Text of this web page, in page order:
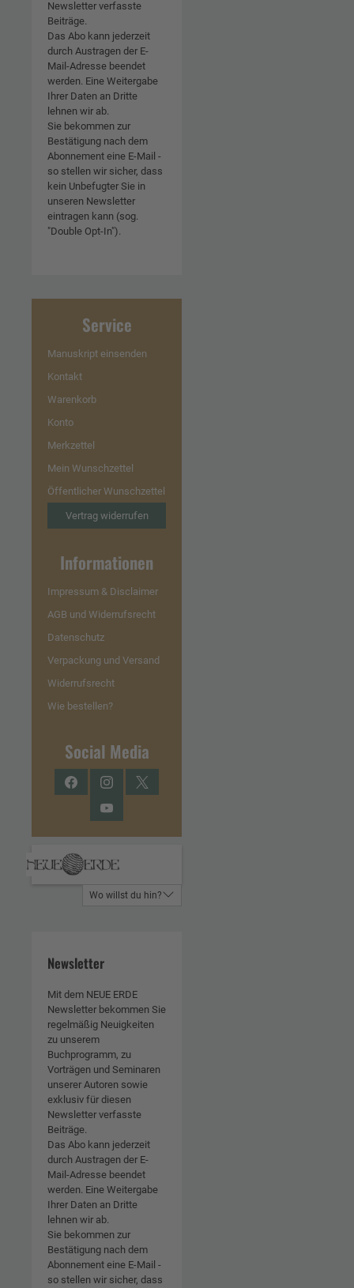
Newsletter verfasste
Beiträge.
Das Abo kann jederzeit
durch Austragen der E-
Mail-Adresse beendet
werden. Eine Weitergabe
Ihrer Daten an Dritte
lehnen wir ab.
Sie bekommen zur
Bestätigung nach dem
Abonnement eine E-Mail -
so stellen wir sicher, dass
kein Unbefugter Sie in
unseren Newsletter
eintragen kann (sog.
"Double Opt-In").
Service
Manuskript einsenden
Kontakt
Warenkorb
Konto
Merkzettel
Mein Wunschzettel
Öffentlicher Wunschzettel
Vertrag widerrufen
Informationen
Impressum & Disclaimer
AGB und Widerrufsrecht
Datenschutz
Verpackung und Versand
Widerrufsrecht
Wie bestellen?
Social Media
FacebookInstagramTwitter
YouTube
Wo willst du hin?
Newsletter
Mit dem NEUE ERDE
Newsletter bekommen Sie
regelmäßig Neuigkeiten
zu unserem
Buchprogramm, zu
Vorträgen und Seminaren
unserer Autoren sowie
exklusiv für diesen
Newsletter verfasste
Beiträge.
Das Abo kann jederzeit
durch Austragen der E-
Mail-Adresse beendet
werden. Eine Weitergabe
Ihrer Daten an Dritte
lehnen wir ab.
Sie bekommen zur
Bestätigung nach dem
Abonnement eine E-Mail -
so stellen wir sicher, dass